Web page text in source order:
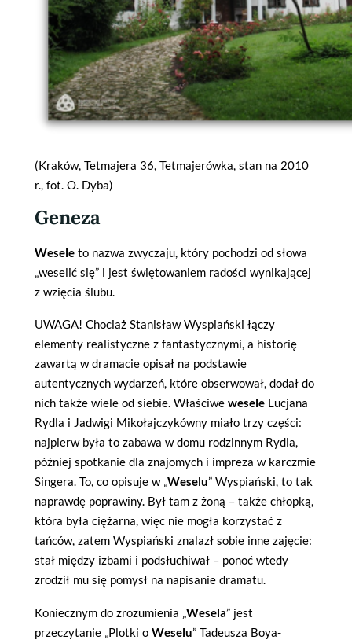
(Kraków, Tetmajera 36, Tetmajerówka, stan na 2010
r., fot. O. Dyba)
Geneza
Weseleto nazwa zwyczaju, który pochodzi od słowa
„weselić się” i jest świętowaniem radości wynikającej
z wzięcia ślubu.
UWAGA! Chociaż Stanisław Wyspiański łączy
elementy realistyczne z fantastycznymi, a historię
zawartą w dramacie opisał na podstawie
autentycznych wydarzeń, które obserwował, dodał do
nich także wiele od siebie. Właściwe weseleLucjana
Rydla i Jadwigi Mikołajczykówny miało trzy części:
najpierw była to zabawa w domu rodzinnym Rydla,
później spotkanie dla znajomych i impreza w karczmie
Singera. To, co opisuje w „Weselu” Wyspiański, to tak
naprawdę poprawiny. Był tam z żoną – także chłopką,
która była ciężarna, więc nie mogła korzystać z
tańców, zatem Wyspiański znalazł sobie inne zajęcie:
stał między izbami i podsłuchiwał – ponoć wtedy
zrodził mu się pomysł na napisanie dramatu.
Koniecznym do zrozumienia „Wesela” jest
przeczytanie „Plotki o Weselu” Tadeusza Boya-